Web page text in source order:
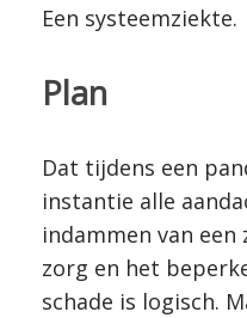
Een systeemziekte.
Plan
Dat tijdens een
instantie alle
indammen van
zorg en het
schade is logisch.